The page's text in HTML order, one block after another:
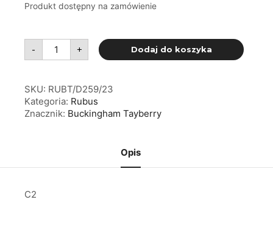
Produkt dostępny na zamówienie
-
ilość
Rubus
hybridum
C2
+ Dodaj do koszyka
SKU: RUBT/D259/23
Kategoria: Rubus
Znacznik: Buckingham Tayberry
Opis
C2